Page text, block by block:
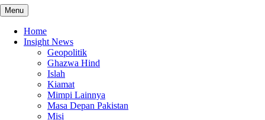
Menu
Home
Insight News
Geopolitik
Ghazwa Hind
Islah
Kiamat
Mimpi Lainnya
Masa Depan Pakistan
Misi